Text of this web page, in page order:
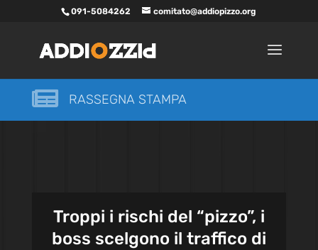
091-5084262 comitato@addiopizzo.org
 RASSEGNA STAMPA
Troppi i rischi del “pizzo”, i
boss scelgono il traffico di